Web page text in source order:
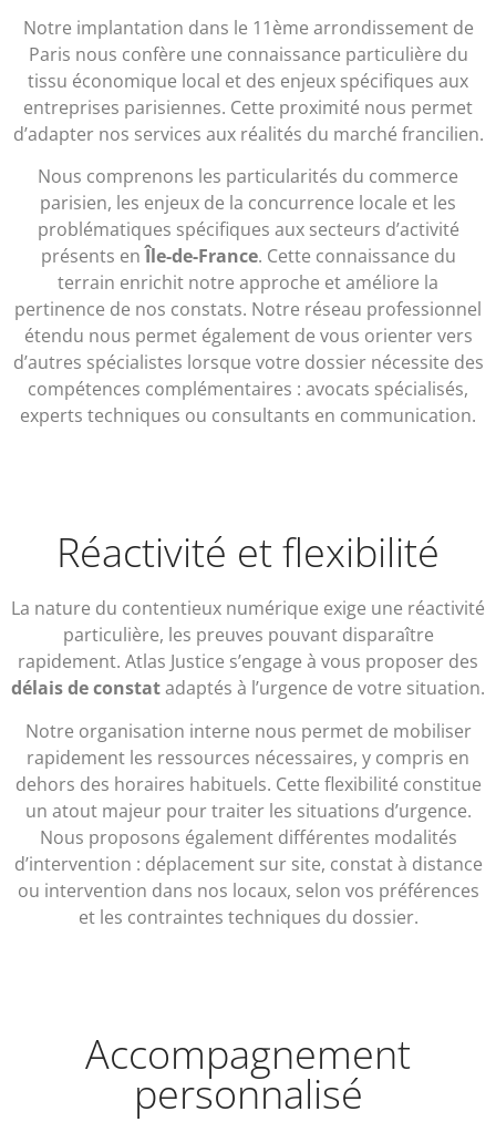
Notre implantation dans le 11ème arrondissement de
Paris nous confère une connaissance particulière du
tissu économique local et des enjeux spécifiques aux
entreprises parisiennes. Cette proximité nous permet
d’adapter nos services aux réalités du marché francilien.
Nous comprenons les particularités du commerce
parisien, les enjeux de la concurrence locale et les
problématiques spécifiques aux secteurs d’activité
présents enÎle-de-France. Cette connaissance du
terrain enrichit notre approche et améliore la
pertinence de nos constats. Notre réseau professionnel
étendu nous permet également de vous orienter vers
d’autres spécialistes lorsque votre dossier nécessite des
compétences complémentaires : avocats spécialisés,
experts techniques ou consultants en communication.
Réactivité et flexibilité
La nature du contentieux numérique exige une réactivité
particulière, les preuves pouvant disparaître
rapidement. Atlas Justice s’engage à vous proposer des
délais de constatadaptés à l’urgence de votre situation.
Notre organisation interne nous permet de mobiliser
rapidement les ressources nécessaires, y compris en
dehors des horaires habituels. Cette flexibilité constitue
un atout majeur pour traiter les situations d’urgence.
Nous proposons également différentes modalités
d’intervention : déplacement sur site, constat à distance
ou intervention dans nos locaux, selon vos préférences
et les contraintes techniques du dossier.
Accompagnement
personnalisé